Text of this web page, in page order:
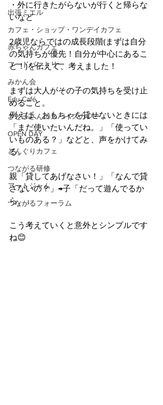
出張ミエル
カフェ・ショップ・ワンデイカフェ
赤ちゃんカフェ
フードパントリー
みかん会
Edu Café
さと子さんのスパイスカレー
OPEN DAY
どんぐりカフェ
つながる研修
アートジャム
つながるフォーラム
・外に行きたがらないが行くと帰らな
いなど
2歳児ならではの成長段階(まずは自分
の気持ちが優先！自分が中心にあるこ
と！)を伝えて、考えました！
まずは大人がその子の気持ちを受け止
めること。
例えば、おもちゃを貸せないときには
「まだ使いたいんだね。」「使ってい
いものある？」などと、声をかけてみ
る。
親「貸してあげなさい！」「なんで貸
さないの？」→子「だって遊んでるか
ら。」
こう考えていくと意外とシンプルです
ね😊